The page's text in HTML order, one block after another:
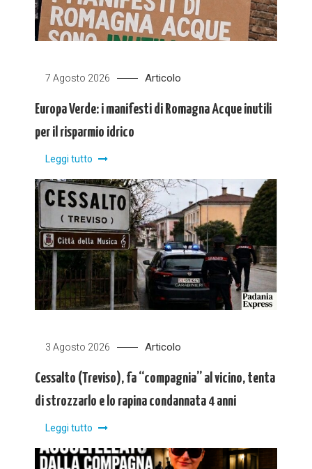
7 Agosto 2026 Articolo
Europa Verde: i manifesti di Romagna Acque inutili
per il risparmio idrico
Leggi tutto
3 Agosto 2026 Articolo
Cessalto (Treviso), fa “compagnia” al vicino, tenta
di strozzarlo e lo rapina condannata 4 anni
Leggi tutto